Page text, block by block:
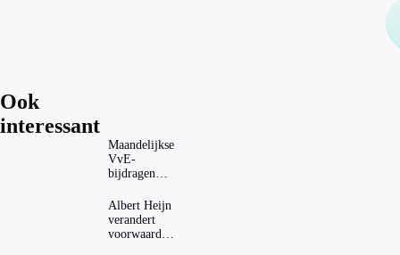
Ook
interessant
Maandelijkse
VvE-
bijdragen
dat invloed
op je
hypotheek?
Albert Heijn
verandert
voorwaarden